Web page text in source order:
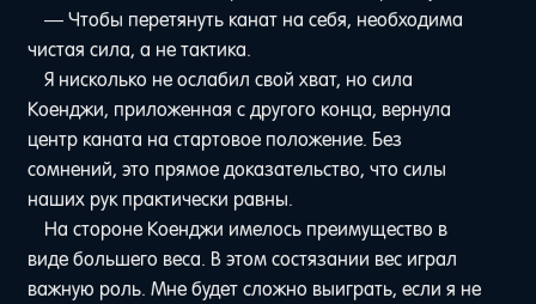
— Чтобы перетянуть канат на себя, необходима
чистая сила, а не тактика.
Я нисколько не ослабил свой хват, но сила
Коенджи, приложенная с другого конца, вернула
центр каната на стартовое положение. Без
сомнений, это прямое доказательство, что силы
наших рук практически равны.
На стороне Коенджи имелось преимущество в
виде большего веса. В этом состязании вес играл
важную роль. Мне будет сложно выиграть, если я не